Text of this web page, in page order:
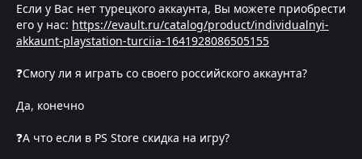
Если у Вас нет турецкого аккаунта, Вы можете приобрести
его у нас: https://evault.ru/catalog/product/individualnyi-
akkaunt-playstation-turciia-1641928086505155
❓Смогу ли я играть со своего российского аккаунта?
Да, конечно
❓А что если в PS Store скидка на игру?